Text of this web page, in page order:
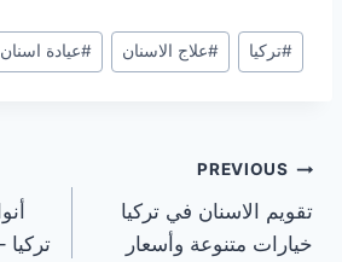
Post
Tags:
#تركيا #علاج الاسنان #عيادة اسنان
تصفّح
المقالات
PREVIOUS
تقويم الاسنان في تركيا
خيارات متنوعة وأسعار
تركيا